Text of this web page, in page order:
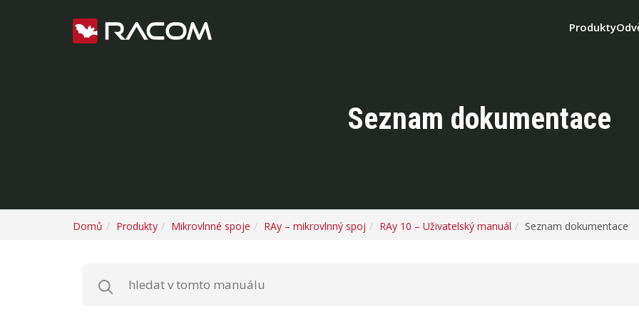
Produkty
Seznam dokumentace
Domů Produkty Mikrovlnné spoje RAy – mikrovlnný spoj RAy 10 – Uživatelský manuál Seznam dokumentace